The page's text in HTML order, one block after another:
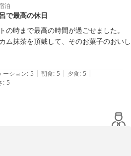
をご提供できるように努めてまいりま
をスタッフ一同、心よりお待ち申し上
泊
で最高の休日
の時まで最高の時間が過ごせました。
ム抹茶を頂戴して、そのお菓子のおいし
付けで満足でき、お部屋も客室露天風呂
っくり入浴できました。少し奥まった山
ても静かで夫婦でゆっくり寛ぐには最高
ーション: 5 | 朝食: 5 | 夕食: 5 |
: 5
にご宿泊いただき、誠にありがとう